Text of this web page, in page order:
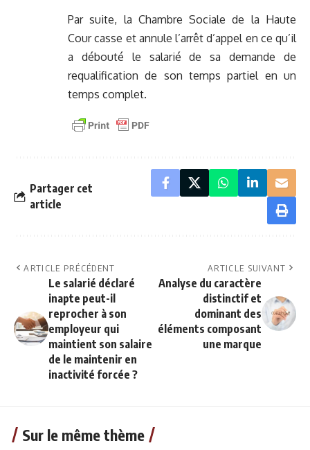
Par suite, la Chambre Sociale de la Haute
Cour casse et annule l’arrêt d’appel en ce qu’il
a débouté le salarié de sa demande de
requalification de son temps partiel en un
temps complet.
Partager cet
article
ARTICLE PRÉCÉDENT
Le salarié déclaré
inapte peut-il
reprocher à son
employeur qui
maintient son salaire
de le maintenir en
inactivité forcée ?
ARTICLE SUIVANT
Analyse du caractère
distinctif et
dominant des
éléments composant
une marque
Sur le même thème